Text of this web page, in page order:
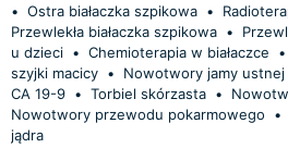
• Ostra białaczka szpikowa •
Przewlekła białaczka szpikowa •
u dzieci • Chemioterapia w białaczce •
szyjki macicy • Nowotwory jamy ustnej
CA 19-9 • Torbiel skórzasta •
Nowotwory przewodu pokarmowego
•
jądra